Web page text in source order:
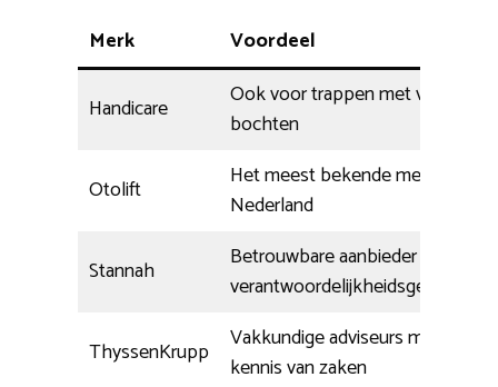
Merk Voordeel
Handicare
Ook voor trappen met veel
bochten
Otolift
Het meest bekende merk in
Nederland
Stannah
Betrouwbare aanbieder met
verantwoordelijkheidsgevoel
ThyssenKrupp
Vakkundige adviseurs met
kennis van zaken